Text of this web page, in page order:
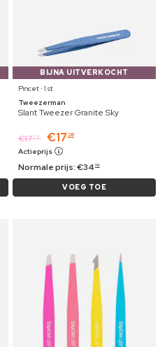
BIJNA UITVERKOCHT
Pincet ⋅ 1 st
Tweezerman
Slant Tweezer Granite Sky
€1779 €17 26
Actieprijs
Normale prijs:€34 19
VOEG TOE